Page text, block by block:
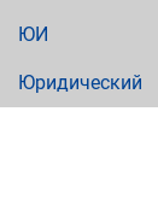
ЮИ
Юридический